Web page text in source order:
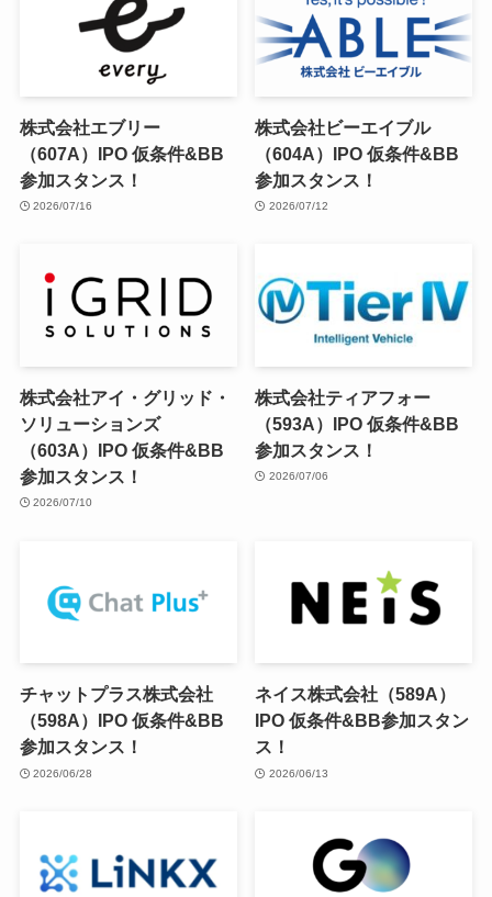
株式会社エブリー
（607A）IPO 仮条件&BB
参加スタンス！
2026/07/16
株式会社ビーエイブル
（604A）IPO 仮条件&BB
参加スタンス！
2026/07/12
株式会社アイ・グリッド・
ソリューションズ
（603A）IPO 仮条件&BB
参加スタンス！
2026/07/10
株式会社ティアフォー
（593A）IPO 仮条件&BB
参加スタンス！
2026/07/06
チャットプラス株式会社
（598A）IPO 仮条件&BB
参加スタンス！
2026/06/28
ネイス株式会社（589A）
IPO 仮条件&BB参加スタン
ス！
2026/06/13